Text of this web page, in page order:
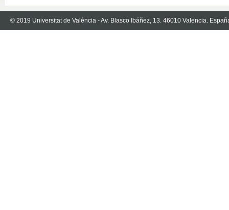
© 2019 Universitat de València - Av. Blasco Ibáñez, 13. 46010 Valencia.